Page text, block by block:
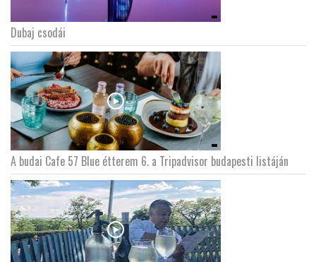
Dubaj csodái
A budai Cafe 57 Blue étterem 6. a Tripadvisor budapesti listáján